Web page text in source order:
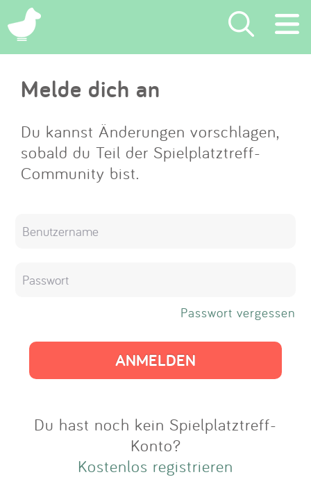
×
Suchen
Eintragen
App
Impressum
Anmelden
Melde dich an
Du kannst Änderungen vorschlagen,
sobald du Teil der Spielplatztreff-
Community bist.
Passwort vergessen
Du hast noch kein Spielplatztreff-
Konto?
Kostenlos registrieren